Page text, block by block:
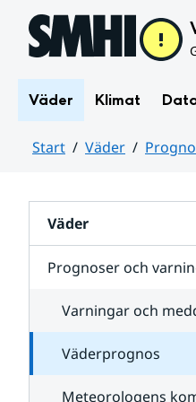
Hoppa till sidans innehåll
Väder Klimat
Start Väder
Väder
Prognoser och
Varningar och
Väderprognos
Meteorologens